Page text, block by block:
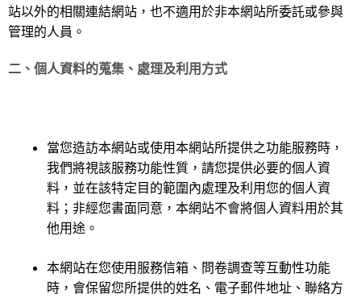
站以外的相關連結網站，也不適用於非本網站所委託或參與
管理的人員。
二、個人資料的蒐集、處理及利用方式
當您造訪本網站或使用本網站所提供之功能服務時，
我們將視該服務功能性質，請您提供必要的個人資
料，並在該特定目的範圍內處理及利用您的個人資
料；非經您書面同意，本網站不會將個人資料用於其
他用途。
本網站在您使用服務信箱、問卷調查等互動性功能
時，會保留您所提供的姓名、電子郵件地址、聯絡方